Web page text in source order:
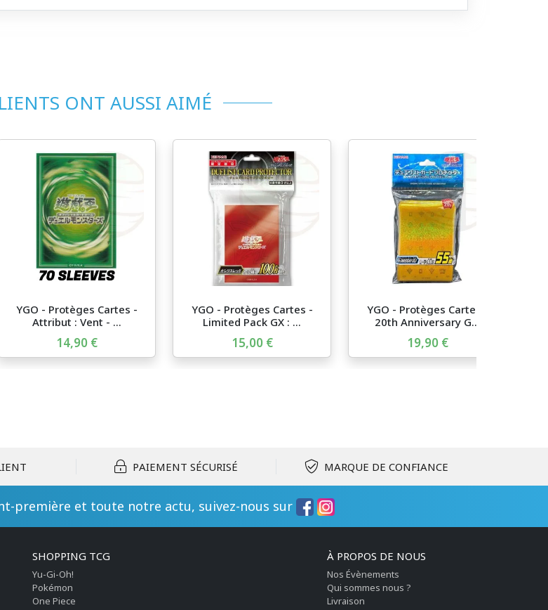
ONT AUSSI AIMÉ
YGO - Protèges Cartes -
Attribut : Vent - ...
14,90 €
YGO - Protèges Cartes -
Limited Pack GX : ...
15,00 €
YGO - Protèges Cartes -
20th Anniversary G...
19,90 €
PAIEMENT SÉCURISÉ MARQUE DE CONFIANCE
première et toute notre actu, suivez-nous sur
SHOPPING TCG
Yu-Gi-Oh!
Pokémon
One Piece
À PROPOS DE NOUS
Nos Évènements
Qui sommes nous ?
Livraison